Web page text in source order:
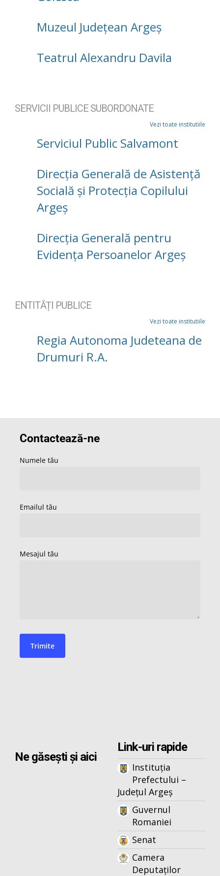
Muzeul Județean Argeș
Teatrul Alexandru Davila
SERVICII PUBLICE SUBORDONATE
Vezi toate institutiile
Serviciul Public Salvamont
Direcţia Generală de Asistenţă
Socială şi Protecţia Copilului
Argeş
Direcția Generală pentru
Evidența Persoanelor Argeș
ENTITĂȚI PUBLICE
Vezi toate institutiile
Regia Autonoma Judeteana de
Drumuri R.A.
Ne găsești și aici
Link-uri rapide
Instituția
Prefectului –
Județul Argeș
Guvernul
Romaniei
Senat
Camera
Deputaților